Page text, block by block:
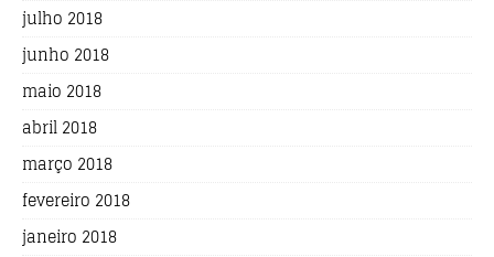
julho 2018
junho 2018
maio 2018
abril 2018
março 2018
fevereiro 2018
janeiro 2018